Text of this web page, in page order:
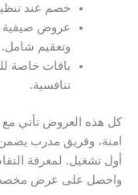
خصم عند
عروض صيفية
وتعقيم شامل.
باقات خاصة
تنافسية.
كل هذه العروض تأتي
امنة، وفريق مدرب يضمن
أول تشغيل. لمعرفة
واحصل على عرض